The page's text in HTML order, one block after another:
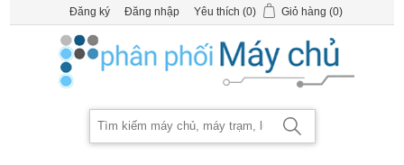
Đăng ký Đăng nhập Yêu thích (0) Giỏ hàng (0)